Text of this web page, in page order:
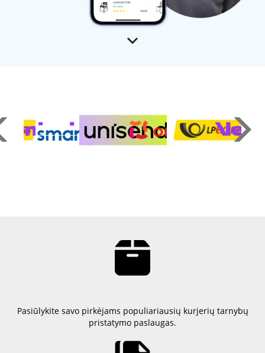
Pasiūlykite savo pirkėjams populiariausių kurjerių tarnybų
pristatymo paslaugas.